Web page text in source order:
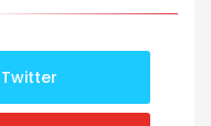
Twitter